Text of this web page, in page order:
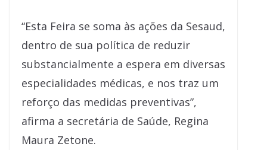
“Esta Feira se soma às ações da Sesaud,
dentro de sua política de reduzir
substancialmente a espera em diversas
especialidades médicas, e nos traz um
reforço das medidas preventivas”,
afirma a secretária de Saúde, Regina
Maura Zetone.